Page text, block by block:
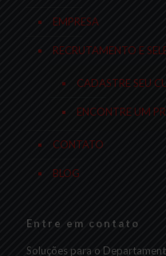
EMPRESA
RECRUTAMENTO E
CADASTRE SEU
ENCONTRE UM
CONTATO
BLOG
Entre em contato
Soluções para o